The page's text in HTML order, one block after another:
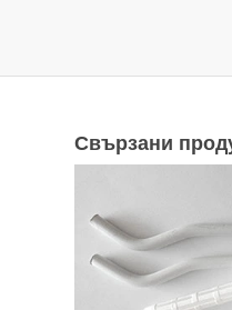
Свързани